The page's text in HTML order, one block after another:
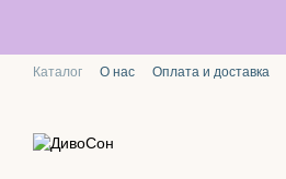
Каталог О нас Оплата и доставка